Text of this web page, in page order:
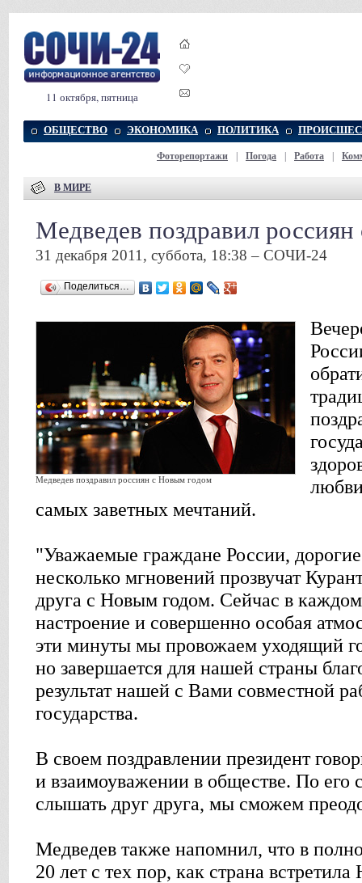
11 октября, пятница
ОБЩЕСТВО ЭКОНОМИКА ПОЛИТИКА
Фоторепортажи Погода Работа
В МИРЕ
Медведев поздравил
31 декабря 2011, суббота, 18:38 – СОЧИ-24
Поделиться…
Медведев поздравил россиян с Новым годом
самых заветных мечтаний.
"Уважаемые граждане России,
несколько мгновений прозвучат
друга с Новым годом. Сейчас в
настроение и совершенно особая
эти минуты мы провожаем уходящий
но завершается для нашей страны
результат нашей с Вами совместной
государства.
В своем поздравлении президент
и взаимоуважении в обществе. По его
слышать друг друга, мы сможем
Медведев также напомнил, что в
20 лет с тех пор, как страна